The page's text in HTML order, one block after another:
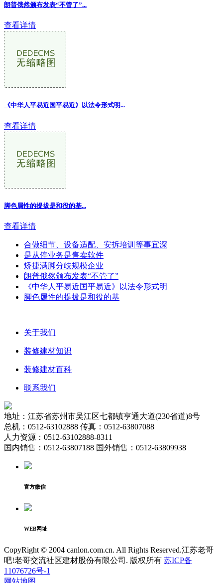
朗普俄然颁布发表“不管了”...
查看详情
《中华人平易近国平易近》以法令形式明...
查看详情
脚色属性的提拔是和役的基...
查看详情
合做细节、设备适配、安拆培训等事宜深
是从停业务是售卖软件
矫捷满脚分歧规模企业
朗普俄然颁布发表“不管了”
《中华人平易近国平易近》以法令形式明
脚色属性的提拔是和役的基
关于我们
装修建材知识
装修建材百科
联系我们
地址：江苏省苏州市吴江区七都镇亨通大道(230省道)8号
总机：0512-63102888 传真：0512-63807088
人力资源：0512-63102888-8311
国内销售：0512-63807188 国外销售：0512-63809938
官方微信
WEB网址
CopyRight © 2004 canlon.com.cn. All Rights Reserved.江苏老哥
吧!老哥交流社区建材股份有限公司. 版权所有 苏ICP备
11076726号-1
网站地图